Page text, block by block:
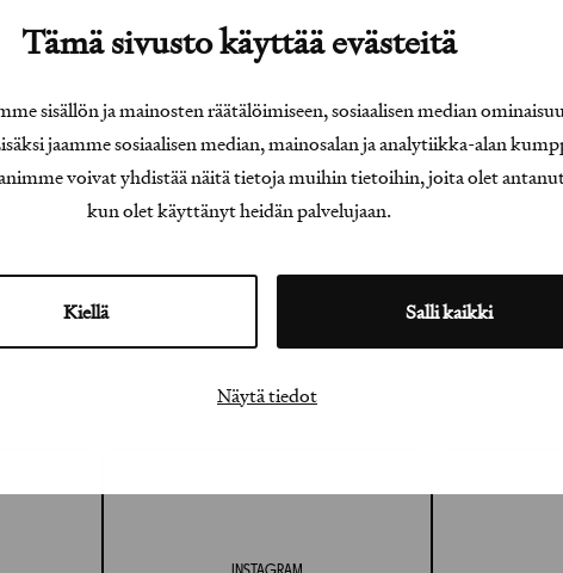
Tämä sivusto käyttää evästeitä
sisällön ja mainosten räätälöimiseen, sosiaalisen median
jaamme sosiaalisen median, mainosalan ja analytiikka-alan
voivat yhdistää näitä tietoja muihin tietoihin, joita olet
kun olet käyttänyt heidän palvelujaan.
Kiellä Salli kaikki
Näytä tiedot